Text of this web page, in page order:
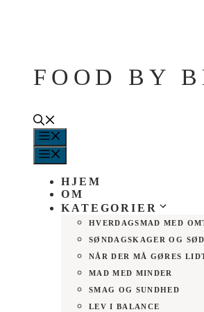
FOOD BY
HJEM
OM
KATEGORIER
HVERDAGSMAD MED
SØNDAGSKAGER OG
NÅR DER MÅ GØRES
MAD MED MINDER
SMAG OG SUNDHED
LEV I BALANCE